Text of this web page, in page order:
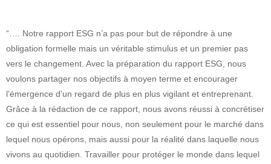
“…. Notre rapport ESG n’a pas pour but de répondre à une
obligation formelle mais un véritable stimulus et un premier pas
vers le changement. Avec la préparation du rapport ESG, nous
voulons partager nos objectifs à moyen terme et encourager
l’émergence d’un regard de plus en plus vigilant et entreprenant.
Grâce à la rédaction de ce rapport, nous avons réussi à concrétiser
ce qui est essentiel pour nous, non seulement pour le marché dans
lequel nous opérons, mais aussi pour la réalité dans laquelle nous
vivons au quotidien. Travailler pour protéger le monde dans lequel